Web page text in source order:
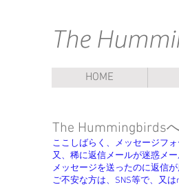
​The
HOME
The Hummingbirds
ここしばらく、メッセージフ
又、稀に返信メールが迷惑メ
メッセージを送ったのに返信
ご不安な方は、SNS等で、又